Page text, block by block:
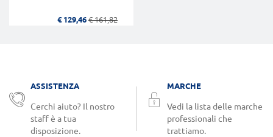
€ 129,46 € 161,82
ASSISTENZA
Cerchi aiuto? Il nostro
staff è a tua
disposizione.
MARCHE
Vedi la lista delle marche
professionali che
trattiamo.